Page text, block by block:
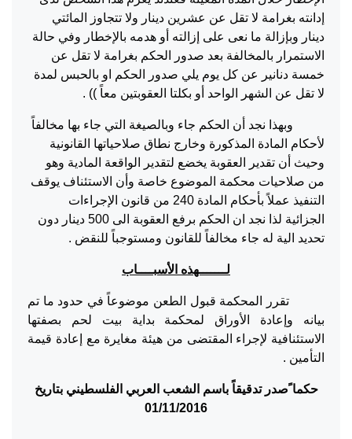
إدانته بغرامة لا تقل عن عشرين دينار ولا تتجاوز المائتي
دينار وبإزالة ما نعى على إزالته أو هدمه بالإخطار وفي حالة
الاستمرار بالمخالفة بعد صدور الحكم بغرامة لا تقل عن
خمسة دنانير عن كل يوم يلي صدور الحكم او بالحبس لمدة
لا تقل عن الشهر الواحد أو بكلتا العقوبتين معاً )) .
وبهذا نجد أن الحكم جاء وبالصيغة التي جاء بها مخالفاً
لأحكام المادة المذكورة وخارج نطاق صلاحياتها القانونية
وحيث أن تقدير العقوبة يخضع لتقدير الواقعة المادية وهو
من صلاحيات محكمة الموضوع خاصة وأن الاستئناف يوقف
التنفيذ عملاً بأحكام المادة 240 من قانون الإجراءات
الجزائية لذا نجد ان الحكم برفع العقوبة الى 500 دينار دون
تحديد الية له جاء مخالفاً للقانون ومستوجباً للنقض .
لـــــــهذه الأسبــــاب
تقرر المحكمة قبول الطعن موضوعاً في حدود ما تم
بيانه وإعادة الأوراق لمحكمة بداية بيت لحم بصفتها
الاستئنافية لإجراء المقتضى من هيئة مغايرة مع إعادة قيمة
التأمين .
حكما ًصدر تدقيقاً باسم الشعب العربي الفلسطيني بتاريخ
01/11/2016